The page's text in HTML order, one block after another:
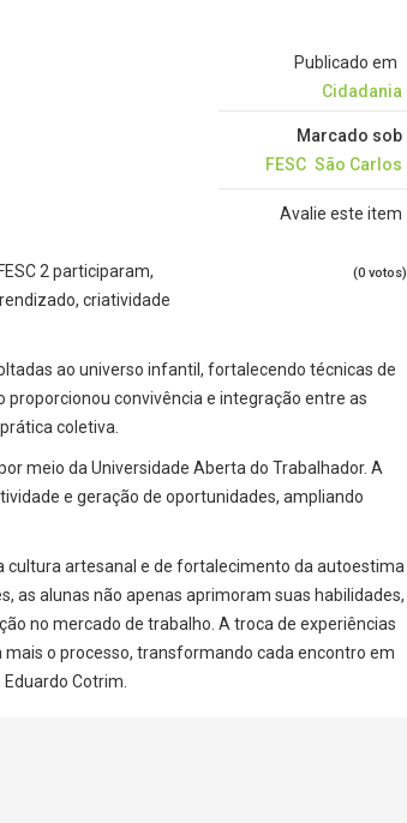
Publicado em
Cidadania
Marcado sob
FESC São Carlos
Avalie este item
(0 votos)
2 participaram,
criatividade
ao universo infantil, fortalecendo técnicas de
convivência e integração entre as
coletiva.
meio da Universidade Aberta do Trabalhador. A
e geração de oportunidades, ampliando
cultura artesanal e de fortalecimento da autoestima
as alunas não apenas aprimoram suas habilidades,
no mercado de trabalho. A troca de experiências
o processo, transformando cada encontro em
Cotrim.